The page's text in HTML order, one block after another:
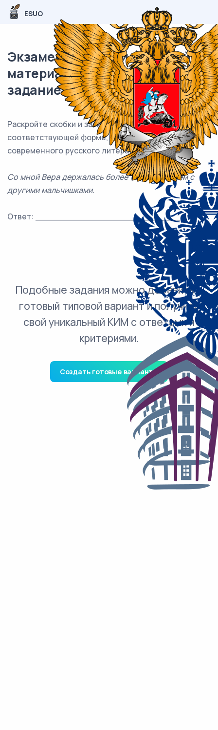
ESUO
Экзаменационный (типовой)
материал ОГЭ / Русский / 08
задание (24) / 12
Раскройте скобки и запишите слово«скромно»в
соответствующей форме, соблюдая нормы
современного русского литературного языка.
Со мной Вера держалась более (скромно), чем с
другими мальчишками.
Ответ: ___________________________.
Подобные задания можно добавить в
готовый типовой вариант и получить
свой уникальный КИМ с ответами и
критериями.
Создать готовые варианты